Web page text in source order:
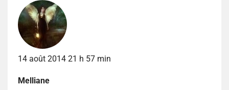
14 août 2014 21 h 57 min
Melliane